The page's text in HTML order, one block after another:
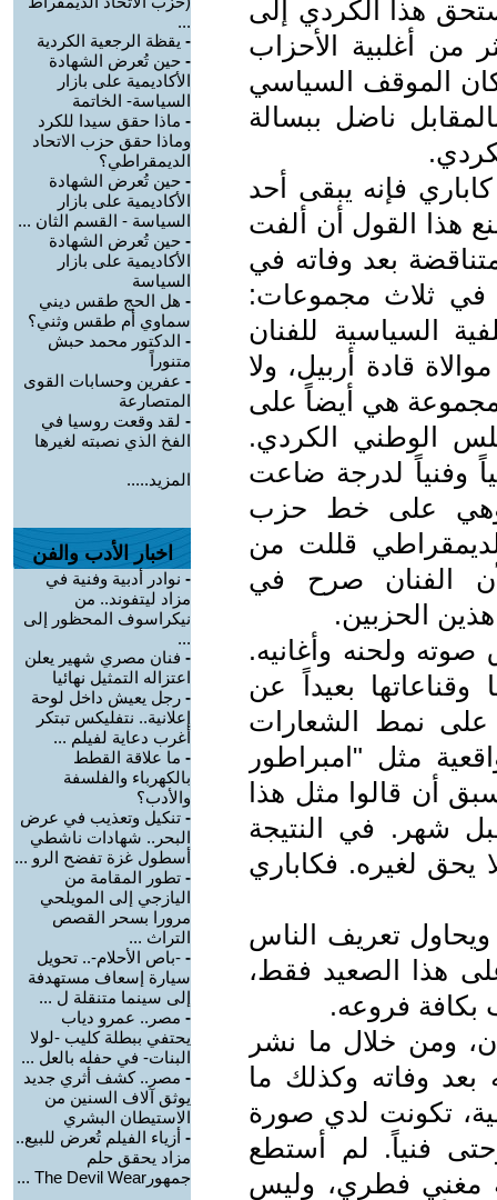
هذا الكردي إلى
من أغلبية الأحزاب
كان الموقف السياسي
ناضل ببسالة
فإنه يبقى أحد
هذا القول أن ألفت
بعد وفاته في
في ثلاث مجموعات:
السياسية للفنان
قادة أربيل، ولا
هي أيضاً على
الوطني الكردي.
وفنياً لدرجة ضاعت
وهي على خط حزب
قللت من
الفنان صرح في
الحزبين.
ولحنه وأغانيه.
بعيداً عن
على نمط الشعارات
مثل "امبراطور
أن قالوا مثل هذا
شهر. في النتيجة
لغيره. فكاباري
ويحاول تعريف الناس
هذا الصعيد فقط،
بكافة فروعه.
ومن خلال ما نشر
بعد وفاته وكذلك ما
تكونت لدي صورة
فنياً. لم أستطع
مغني فطري، وليس
...
- يقظة الرجعية الكردية
- حين تُعرض الشهادة
الأكاديمية على بازار
السياسة- الخاتمة
- ماذا حقق سيدا للكرد
وماذا حقق حزب الاتحاد
الديمقراطي؟
- حين تُعرض الشهادة
الأكاديمية على بازار
السياسة - القسم الثان ...
- حين تُعرض الشهادة
الأكاديمية على بازار
السياسة
- هل الحج طقس ديني
سماوي أم طقس وثني؟
- الدكتور محمد حبش
متنوراً
- عفرين وحسابات القوى
المتصارعة
- لقد وقعت روسيا في
الفخ الذي نصبته لغيرها
المزيد.....
اخبار الأدب والفن
- نوادر أدبية وفنية في
مزاد ليتفوند.. من
نيكراسوف المحظور إلى
...
- فنان مصري شهير يعلن
اعتزاله التمثيل نهائيا
- رجل يعيش داخل لوحة
إعلانية.. نتفليكس تبتكر
أغرب دعاية لفيلم ...
- ما علاقة القطط
بالكهرباء والفلسفة
والأدب؟
- تنكيل وتعذيب في عرض
البحر.. شهادات ناشطي
أسطول غزة تفضح الرو ...
- تطور المقامة من
اليازجي إلى المويلحي
مرورا بسحر القصص
التراث ...
- -باص الأحلام-.. تحويل
سيارة إسعاف مستهدفة
إلى سينما متنقلة ل ...
- مصر.. عمرو دياب
يحتفي ببطلة كليب -لولا
البنات- في حفله بالعل ...
- مصر.. كشف أثري جديد
يوثق آلاف السنين من
الاستيطان البشري
- أزياء الفيلم تُعرض للبيع..
مزاد يحقق حلم
جمهورThe Devil Wear ...